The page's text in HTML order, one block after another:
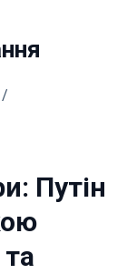
Путін